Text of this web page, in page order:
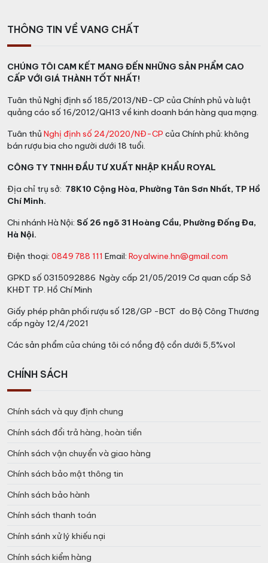
Tên sản phẩm
chai (VNĐ)
The Glenlivet 25
12.250.000 –
14.500.000
vnđ
Lưu ý: Giá rượu The Glenlivet 25 có thể thay đổi theo
từng thời điểm. Nhất là thời điểm gần Tết giá các loại
rượu mạnh sẽ tăng nhanh. Quý khách hãy liên hệ ngay
vớiVang Chấtđể biết thông tin chi tiết sản phẩm cũng
như giá thành từng loại qua Hotline:
Mua rượu The Glenlivet 25 chính
hãng ở đâu?
Hiện nay, hãng rượu Glenlivet đã đặt Văn phòng đại
diện chính hãng tại Việt Nam. Tất cả các sản phẩm
tiếp về. Dòng sản phẩmGlenlivet 25đều được nhập
khẩu chính hãng vào Việt Nam.
rượu The Glenlivet tại Việt Nam. Chúng tôi chỉ phân
phẩm của chúng tôi đều có Tem nhập khẩu, Hóa đơn
VAT và Giấy tờ Hải Quan.
18
THÔNG TIN VỀ VANG CHẤT
CHÚNG TÔI CAM KẾT MANG ĐẾN NHỮNG SẢN PHẨM CAO
CẤP VỚI GIÁ THÀNH TỐT NHẤT!
Tuân thủ Nghị định số 185/2013/NĐ-CP của Chính phủ và luật
quảng cáo số 16/2012/QH13 về kinh doanh bán hàng qua mạng.
Tuân thủ Nghị định số 24/2020/NĐ-CP của Chính phủ: không
bán rượu bia cho người dưới 18 tuổi.
CÔNG TY TNHH ĐẦU TƯ XUẤT NHẬP KHẨU ROYAL
Địa chỉ trụ sở: 78K10 Cộng Hòa, Phường Tân Sơn Nhất, TP Hồ
Chí Minh.
Chi nhánh Hà Nội: Số 26 ngõ 31 Hoàng Cầu, Phường Đống Đa,
Hà Nội.
Điện thoại: 0849 788 111 Email: Royalwine.hn@gmail.com
GPKD số 0315092886 Ngày cấp 21/05/2019 Cơ quan cấp Sở
KHĐT TP. Hồ Chí Minh
Giấy phép phân phối rượu số 128/GP -BCT do Bộ Công Thương
cấp ngày 12/4/2021
Các sản phẩm của chúng tôi có nồng độ cồn dưới 5,5%vol
CHÍNH SÁCH
Chính sách và quy định chung
Chính sách đổi trả hàng, hoàn tiền
Chính sách vận chuyển và giao hàng
Chính sách bảo mật thông tin
Chính sách bảo hành
Chính sách thanh toán
Chính sánh xử lý khiếu nại
Chính sách kiểm hàng